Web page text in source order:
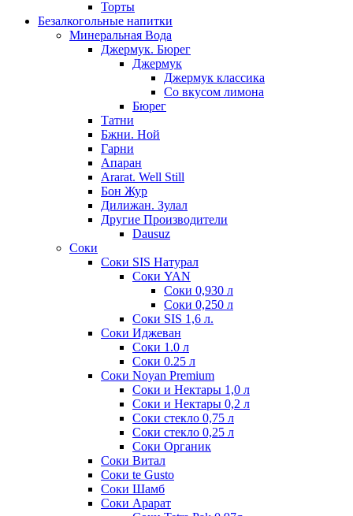
Торты
Безалкогольные напитки
Минеральная Вода
Джермук. Бюрег
Джермук
Джермук классика
Со вкусом лимона
Бюрег
Татни
Бжни. Ной
Гарни
Апаран
Ararat. Well Still
Бон Жур
Дилижан. Зулал
Другие Производители
Dausuz
Соки
Соки SIS Натурал
Соки YAN
Соки 0,930 л
Соки 0,250 л
Соки SIS 1,6 л.
Соки Иджеван
Соки 1.0 л
Соки 0.25 л
Соки Noyan Premium
Соки и Нектары 1,0 л
Соки и Нектары 0,2 л
Соки стекло 0,75 л
Соки стекло 0,25 л
Соки Органик
Соки Витал
Соки te Gusto
Соки Шамб
Соки Арарат